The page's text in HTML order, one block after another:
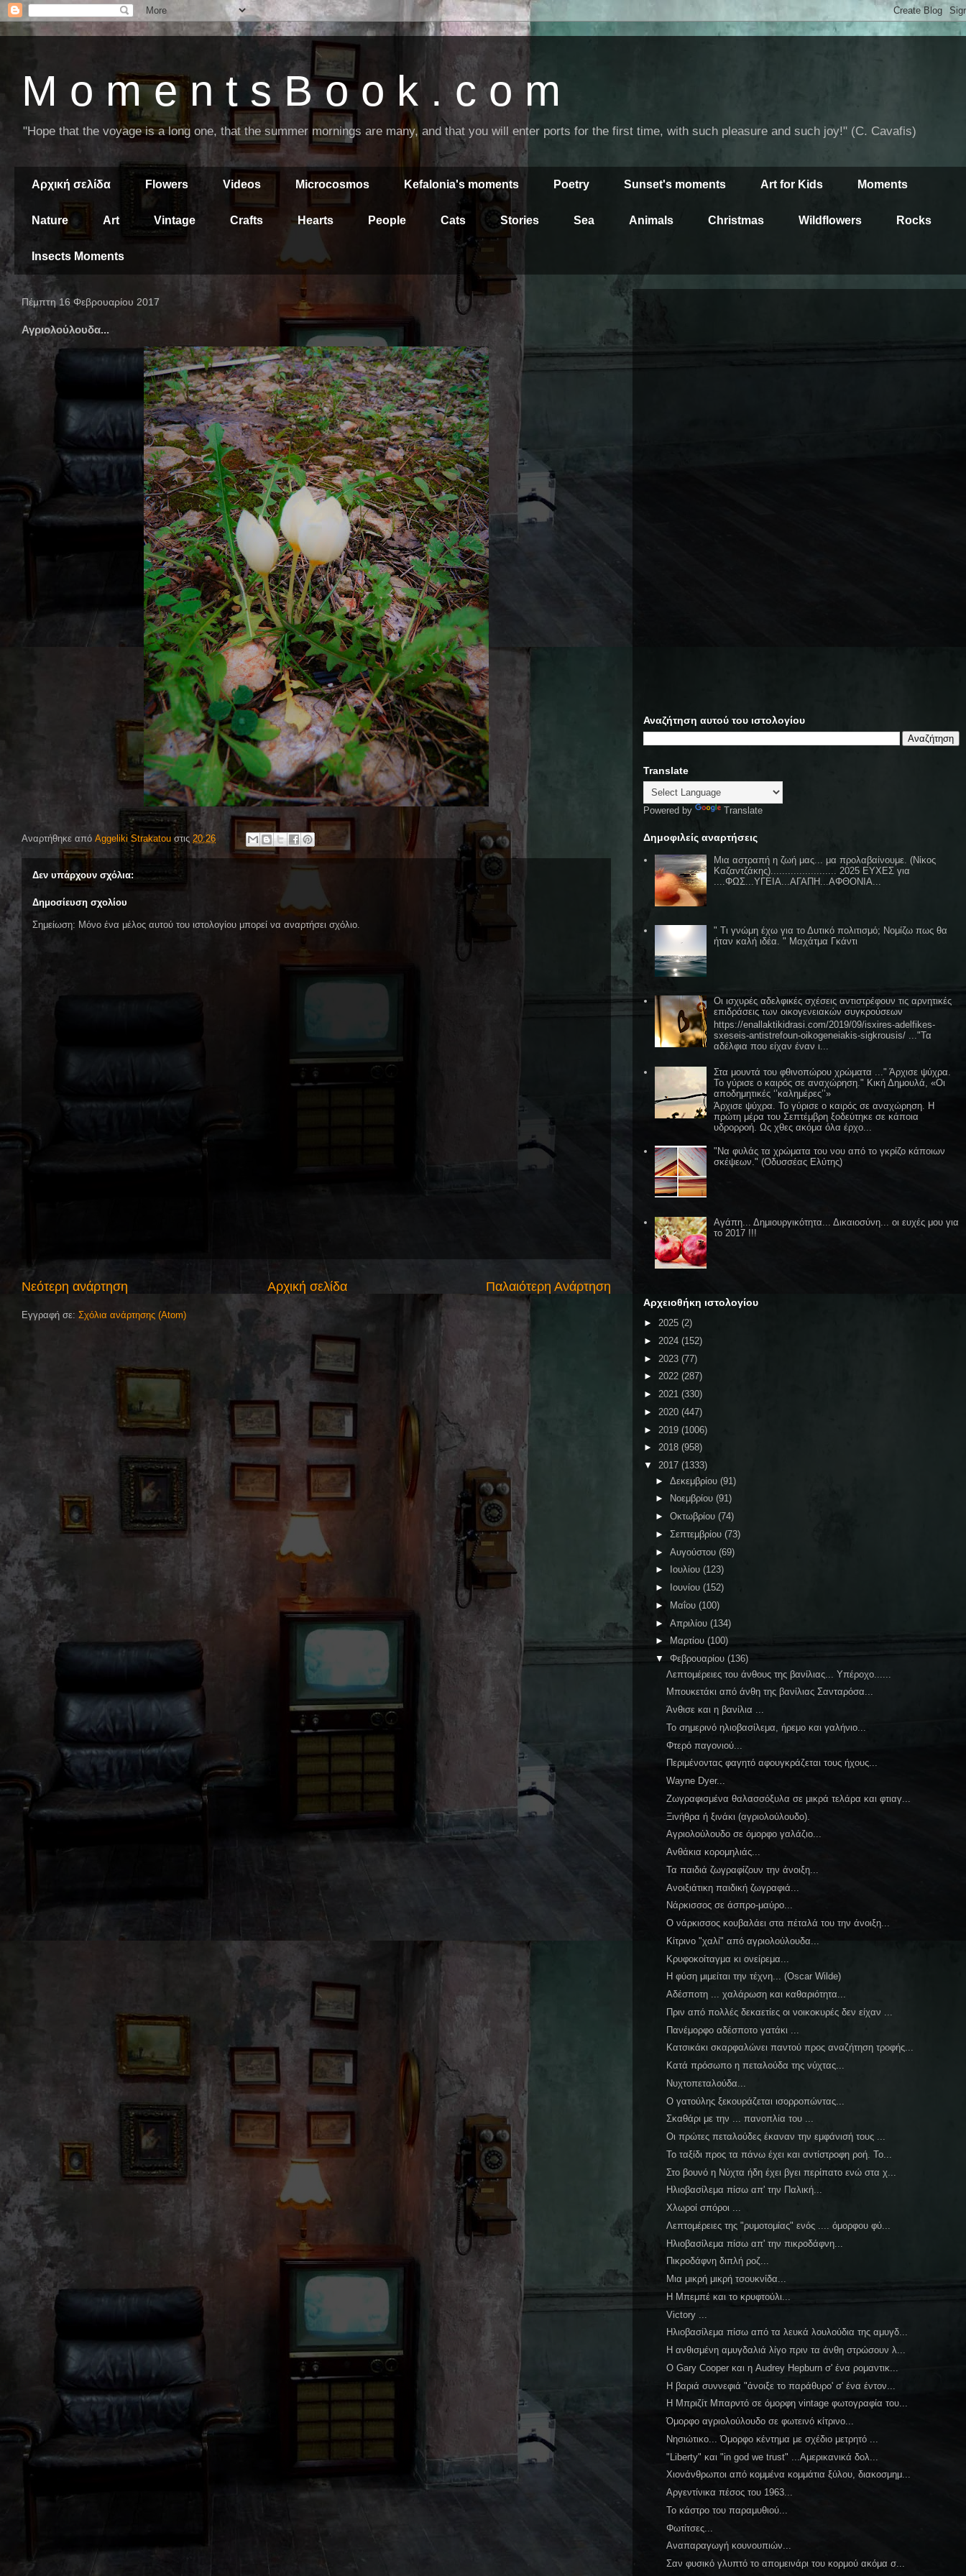
M o m e n t s B o o k . c o m
"Hope that the voyage is a long one, that the summer mornings are many, and that you will enter ports for the first time, with such pleasure and such joy!" (C. Cavafis)
Αρχική σελίδα Flowers Videos Microcosmos Kefalonia's moments Poetry Sunset's moments Art for Kids Moments
Nature Art Vintage Crafts Hearts People Cats Stories Sea Animals Christmas Wildflowers Rocks
Insects Moments
Πέμπτη 16 Φεβρουαρίου 2017
Αγριολούλουδα...
Αναρτήθηκε από Aggeliki Strakatou στις 20:26
Δεν υπάρχουν σχόλια:
Δημοσίευση σχολίου
Σημείωση: Μόνο ένα μέλος αυτού του ιστολογίου μπορεί να αναρτήσει σχόλιο.
Νεότερη ανάρτηση Παλαιότερη Ανάρτηση
Αρχική σελίδα
Εγγραφή σε: Σχόλια ανάρτησης (Atom)
Αναζήτηση αυτού του ιστολογίου
Translate
Powered by Translate
Δημοφιλείς αναρτήσεις
Μια αστραπή η ζωή μας... μα προλαβαίνουμε. (Νίκος
Καζαντζάκης)....................... 2025 ΕΥΧΕΣ για
....ΦΩΣ...ΥΓΕΙΑ...ΑΓΑΠΗ...ΑΦΘΟΝΙΑ...
" Τι γνώμη έχω για το Δυτικό πολιτισμό; Νομίζω πως θα
ήταν καλή ιδέα. " Μαχάτμα Γκάντι
Οι ισχυρές αδελφικές σχέσεις αντιστρέφουν τις αρνητικές
επιδράσεις των οικογενειακών συγκρούσεων
https://enallaktikidrasi.com/2019/09/isxires-adelfikes-
sxeseis-antistrefoun-oikogeneiakis-sigkrousis/ ..."Τα
αδέλφια που είχαν έναν ι...
Στα μουντά του φθινοπώρου χρώματα ..." Άρχισε ψύχρα.
Το γύρισε ο καιρός σε αναχώρηση." Κική Δημουλά, «Οι
αποδημητικές ‘’καλημέρες’’»
Άρχισε ψύχρα. Το γύρισε ο καιρός σε αναχώρηση. Η
πρώτη μέρα του Σεπτέμβρη ξοδεύτηκε σε κάποια
υδρορροή. Ως χθες ακόμα όλα έρχο...
"Να φυλάς τα χρώματα του νου από το γκρίζο κάποιων
σκέψεων." (Οδυσσέας Ελύτης)
Αγάπη... Δημιουργικότητα... Δικαιοσύνη... οι ευχές μου για
το 2017 !!!
Αρχειοθήκη ιστολογίου
► 2025 (2)
► 2024 (152)
► 2023 (77)
► 2022 (287)
► 2021 (330)
► 2020 (447)
► 2019 (1006)
► 2018 (958)
▼ 2017 (1333)
► Δεκεμβρίου (91)
►
Νοεμβρίου (91)
► Οκτωβρίου (74)
► Σεπτεμβρίου (73)
► Αυγούστου (69)
►
Ιουλίου (123)
►
Ιουνίου (152)
►
Μαΐου (100)
► Απριλίου (134)
►
Μαρτίου (100)
▼ Φεβρουαρίου (136)
Λεπτομέρειες του άνθους της βανίλιας... Υπέροχο......
Μπουκετάκι από άνθη της βανίλιας Σανταρόσα...
Άνθισε και η βανίλια ...
Το σημερινό ηλιοβασίλεμα, ήρεμο και γαλήνιο...
Φτερό παγονιού...
Περιμένοντας φαγητό αφουγκράζεται τους ήχους...
Wayne Dyer...
Ζωγραφισμένα θαλασσόξυλα σε μικρά τελάρα και φτιαγ...
Ξινήθρα ή ξινάκι (αγριολούλουδο).
Αγριολούλουδο σε όμορφο γαλάζιο...
Ανθάκια κορομηλιάς...
Τα παιδιά ζωγραφίζουν την άνοιξη...
Ανοιξιάτικη παιδική ζωγραφιά...
Νάρκισσος σε άσπρο-μαύρο...
Ο νάρκισσος κουβαλάει στα πέταλά του την άνοιξη...
Κίτρινο "χαλί" από αγριολούλουδα...
Κρυφοκοίταγμα κι ονείρεμα...
Η φύση μιμείται την τέχνη... (Oscar Wilde)
Αδέσποτη ... χαλάρωση και καθαριότητα...
Πριν από πολλές δεκαετίες οι νοικοκυρές δεν είχαν ...
Πανέμορφο αδέσποτο γατάκι ...
Κατσικάκι σκαρφαλώνει παντού προς αναζήτηση τροφής...
Κατά πρόσωπο η πεταλούδα της νύχτας...
Νυχτοπεταλούδα...
Ο γατούλης ξεκουράζεται ισορροπώντας...
Σκαθάρι με την ... πανοπλία του ...
Οι πρώτες πεταλούδες έκαναν την εμφάνισή τους ...
Το ταξίδι προς τα πάνω έχει και αντίστροφη ροή. Το...
Στο βουνό η Νύχτα ήδη έχει βγει περίπατο ενώ στα χ...
Ηλιοβασίλεμα πίσω απ' την Παλική...
Χλωροί σπόροι ...
Λεπτομέρειες της "ρυμοτομίας" ενός .... όμορφου φύ...
Ηλιοβασίλεμα πίσω απ' την πικροδάφνη...
Πικροδάφνη διπλή ροζ...
Μια μικρή μικρή τσουκνίδα...
Η Μπεμπέ και το κρυφτούλι...
Victory ...
Ηλιοβασίλεμα πίσω από τα λευκά λουλούδια της αμυγδ...
Η ανθισμένη αμυγδαλιά λίγο πριν τα άνθη στρώσουν λ...
O Gary Cooper και η Audrey Hepburn σ' ένα ρομαντικ...
Η βαριά συννεφιά "άνοιξε το παράθυρο' σ' ένα έντον...
Η Μπριζίτ Μπαρντό σε όμορφη vintage φωτογραφία του...
Όμορφο αγριολούλουδο σε φωτεινό κίτρινο...
Νησιώτικο... Όμορφο κέντημα με σχέδιο μετρητό ...
"Liberty" και "in god we trust" ...Αμερικανικά δολ...
Χιονάνθρωποι από κομμένα κομμάτια ξύλου, διακοσμημ...
Αργεντίνικα πέσος του 1963...
Το κάστρο του παραμυθιού...
Φωτίτσες...
Αναπαραγωγή κουνουπιών...
Σαν φυσικό γλυπτό το απομεινάρι του κορμού ακόμα σ...